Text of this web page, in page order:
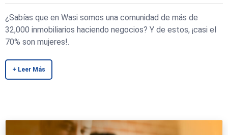
¿Sabías que en Wasi somos una comunidad de más de
32,000 inmobiliarios haciendo negocios? Y de estos, ¡casi el
70% son mujeres!.
+ Leer Más